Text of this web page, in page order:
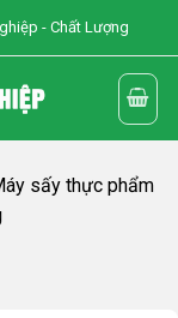
- Chất Lượng
sấy thực phẩm